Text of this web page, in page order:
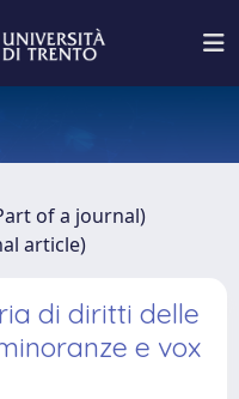
of a journal)
article)
di diritti delle
e vox